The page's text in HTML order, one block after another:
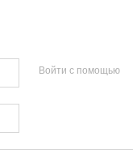
Войти с помощью